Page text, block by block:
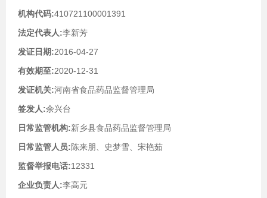
机构代码:410721100001391
法定代表人:李新芳
发证日期:2016-04-27
有效期至:2020-12-31
发证机关:河南省食品药品监督管理局
签发人:余兴台
日常监管机构:新乡县食品药品监督管理局
日常监管人员:陈来朋、史梦雪、宋艳茹
监督举报电话:12331
企业负责人:李高元